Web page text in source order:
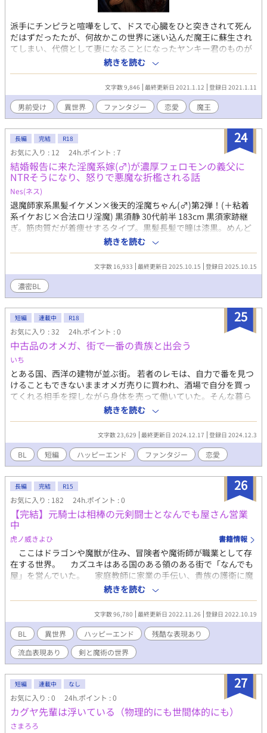
派手にチンピラと喧嘩をして、ドスで心臓をひと突きされて死ん
だはずだったたが、何故かこの世界に迷い込んだ魔王に蘇生され
てしまい、代償として妻になることになったヤンキー君のものが
たり コメディ短編 金崎周助 カナサキ シュウスケ 25歳 187
センチ 80キロ ボサボサの長髪 昼間は警備員の仕事をしてい
るが、 半グレで、薬の売人やら違法スレスレの仕事ばかりをやっ
ている。
続きを読む
文字数 9,846 最終更新日 2021.1.12 登録日 2021.1.11
男前受け 異世界 ファンタジー 恋愛 魔王
24
長編 完結 R18
お気に入り : 12 24h.ポイント : 7
結婚報告に来た淫魔系嫁(♂)が濃厚フェロモンの義父に
NTRそうになり、怒りで悪魔な折檻される話
Nes(ネス)
退魔師家系黒髪イケメン×後天的淫魔ちゃん(♂)第2弾！(＋粘着
系イケおじ×合法ロリ淫魔) 黒須静 30代前半 183cm 黒須家跡継
ぎ。筋肉質だが着痩せするタイプ。黒髪長髪で瞳は漆黒。めんど
くさがり屋で口は悪いが、根は優しい。 成川獅子雄 10代後半～
20代前半 157cm 小柄で細身。黒髪で柔らかい猫っ毛。真面目な
タイプ。静と『契約』を結び、毎日のように甘々な食事をしてい
る。 黒須誠治 50代後半 185cm 黒須家当主。尊と静の家族。紳士
的で穏やかなイケおじ。黒髪に少し白髪の混じったグレイヘア
ー。いつも尊や静に振り回されている。 黒須尊 50代前半 150cm
誠治と静の家族。髪は漆黒で天パーでくるくる。瞳も大きく、女
顔。ある体質のおかげでDKやDCに見られるほど童顔。ピンクや
ふわふわの服が好きな男の娘。 下記の作品を読んでいただけると
より楽しめます！
https://www.alphapolis.co.jp/novel/236578036/314939827
続きを読む
文字数 16,933 最終更新日 2025.10.15 登録日 2025.10.15
濃密BL
25
短編 連載中 R18
お気に入り : 32 24h.ポイント : 0
中古品のオメガ、街で一番の貴族と出会う
いち
とある国、西洋の建物が並ぶ街。 若者のレモは、自力で番を見つ
けることもできないままオメガ売りに買われ、酒場で自分を買っ
てくれる相手を探しながら身体を売って働いていた。そんな暮ら
しをしているオメガたちを、街の人は中古品と呼び蔑んでいる。
そして彼はある日、ブルーの瞳をした長髪の男性と出会った。 ※
以前pixivにて公開したものです
続きを読む
文字数 23,629 最終更新日 2024.12.17 登録日 2024.12.3
BL 短編 ハッピーエンド ファンタジー 恋愛
26
長編 完結 R15
お気に入り : 182 24h.ポイント : 0
【完結】元騎士は相棒の元剣闘士となんでも屋さん営業
中
虎ノ威きよひ 書籍情報
ここはドラゴンや魔獣が住み、冒険者や魔術師が職業として存
在する世界。 カズユキはある国のある領のある街で「なんでも
屋」を営んでいた。 家庭教師に家業の手伝い、貴族の護衛に魔
獣退治もなんでもござれ。 そんなある日、相棒のコウが気絶し
たオッドアイの少年、ミナトを連れて帰ってくる。 この話は、
お互い想い合いながらも10年間硬直状態だったふたりが、純真な
少年との関わりや事件によって動き出す物語。 ※コウ（黒髪長髪/
褐色肌/青目/超高身長/無口美形）×カズユキ（金髪短髪/色白/赤
目/高身長/美形）←ミナト（赤髪ベリーショート/金と黒のオッド
アイ/細身で元気な15歳） ※受けのカズユキは性に奔放な設定の
ため、攻めのコウ以外との体の関係を仄めかす表現があります。
※同性婚が認められている世界観です。
続きを読む
文字数 96,780 最終更新日 2022.11.26 登録日 2022.10.19
BL 異世界 ハッピーエンド
残酷な表現あり
流血表現あり
剣と魔術の世界
27
短編 連載中 なし
お気に入り : 0 24h.ポイント : 0
カグヤ先輩は浮いている（物理的にも世間体的にも）
さまろろ